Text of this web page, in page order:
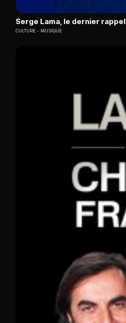
Serge Lama, le dernier rappel
CULTURE MUSIQUE